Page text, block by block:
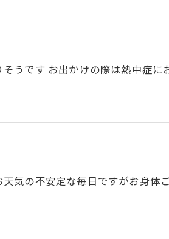
うです お出かけの際は熱中症に
気の不安定な毎日ですがお身体